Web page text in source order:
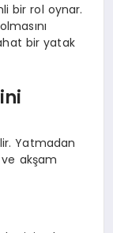
bir rol oynar.
bir yatak
Yatmadan
akşam